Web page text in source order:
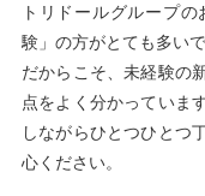
トリドールグループ
験」の方がとても多いで
だからこそ、未経験の
点をよく分かっていま
しながらひとつひとつ
心ください。